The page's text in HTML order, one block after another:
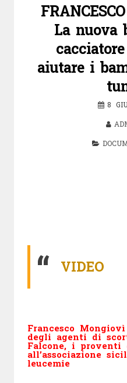
La nuova
aiutare i
8
VIDEO
Francesco
degli agenti di
Falcone, i proventi
all’associazione
leucemie